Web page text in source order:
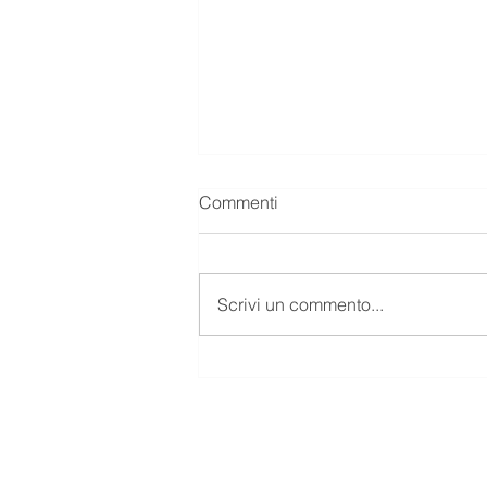
NON FARM PAYROLLS
Commenti
Scrivi un commento...